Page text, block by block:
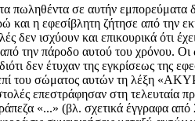
σε αυτήν εμπορεύματα
η εφεσίβλητη ζήτησε από την
δεν ισχύουν και επικουρικά ότι
την πάροδο αυτού του χρόνου.
δεν έτυχαν της εγκρίσεως της
του σώματος αυτών τη λέξη
επεστράφησαν στη τελευταία
«...» (βλ. σχετικά έγγραφα